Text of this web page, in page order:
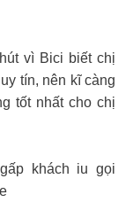
vì Bici biết chị
tín, nên kĩ càng
tốt nhất cho chị
khách iu gọi